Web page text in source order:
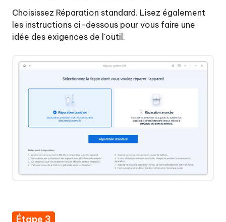
Choisissez Réparation standard. Lisez également
les instructions ci-dessous pour vous faire une
idée des exigences de l'outil.
Étape 3